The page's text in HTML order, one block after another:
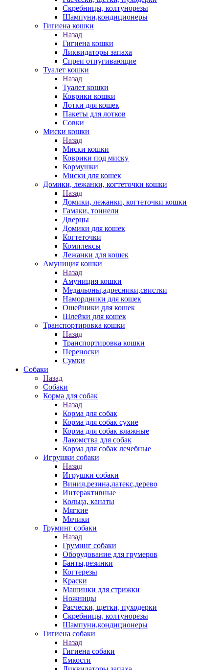
Скребницы, колтунорезы
Шампуни,кондиционеры
Гигиена кошки
Назад
Гигиена кошки
Ликвидаторы запаха
Спреи отпугивающие
Туалет кошки
Назад
Туалет кошки
Коврики кошки
Лотки для кошек
Пакеты для лотков
Совки
Миски кошки
Назад
Миски кошки
Коврики под миску
Кормушки
Миски для кошек
Домики, лежанки, когтеточки кошки
Назад
Домики, лежанки, когтеточки кошки
Гамаки, тоннели
Дверцы
Домики для кошек
Когтеточки
Комплексы
Лежанки для кошек
Амуниция кошки
Назад
Амуниция кошки
Медальоны,адресники,свистки
Намордники для кошек
Ошейники для кошек
Шлейки для кошек
Транспортировка кошки
Назад
Транспортировка кошки
Переноски
Сумки
Собаки
Назад
Собаки
Корма для собак
Назад
Корма для собак
Корма для собак сухие
Корма для собак влажные
Лакомства для собак
Корма для собак лечебные
Игрушки собаки
Назад
Игрушки собаки
Винил,резина,латекс,дерево
Интерактивные
Кольца, канаты
Мягкие
Мячики
Груминг собаки
Назад
Груминг собаки
Оборудование для грумеров
Банты,резинки
Когтерезы
Краски
Машинки для стрижки
Ножницы
Расчески, щетки, пуходерки
Скребницы, колтунорезы
Шампуни,кондиционеры
Гигиена собаки
Назад
Гигиена собаки
Емкости